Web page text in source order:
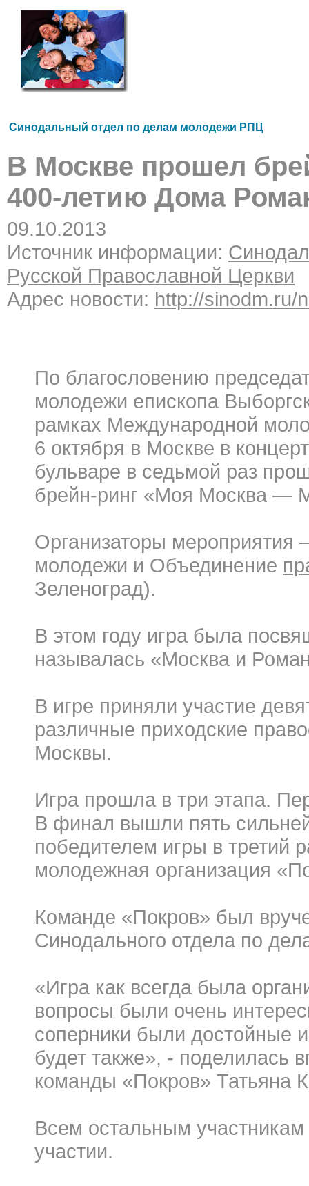
Синодальный отдел по делам молодежи РПЦ
В Москве прошел
400-летию Дома
09.10.2013
Источник информации:
Русской Православной Церкви
Адрес новости: http://sinodm.ru/
По благословению
молодежи епископа
рамках Международной
6 октября в Москве в
бульваре в седьмой раз
брейн-ринг «Моя Москва —
Организаторы
молодежи и Объединение
Зеленоград).
В этом году игра была
называлась «Москва и
В игре приняли участие
различные приходские
Москвы.
Игра прошла в три этапа.
В финал вышли пять
победителем игры в третий
молодежная организация
Команде «Покров» был
Синодального отдела по
«Игра как всегда была
вопросы были очень
соперники были достойные
будет также», - поделилась
команды «Покров» Татьяна
Всем остальным
участии.